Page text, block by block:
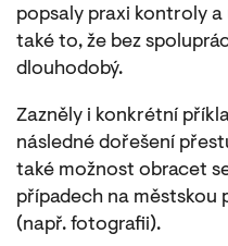
popsaly praxi kontroly
také to, že bez
dlouhodobý.
Zazněly i konkrétní
následné dořešení
také možnost obracet
případech na městskou
(např. fotografii).